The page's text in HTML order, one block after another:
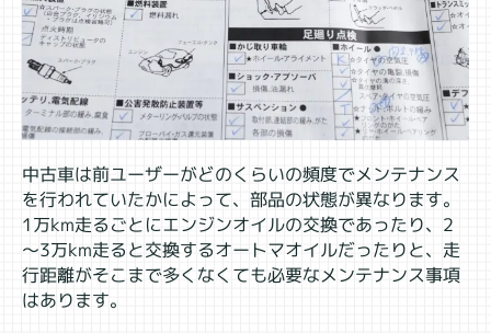
中古車は前ユーザーがどのくらいの頻度でメンテナンス
を行われていたかによって、部品の状態が異なります。
1万km走るごとにエンジンオイルの交換であったり、2
～3万km走ると交換するオートマオイルだったりと、走
行距離がそこまで多くなくても必要なメンテナンス事項
はあります。